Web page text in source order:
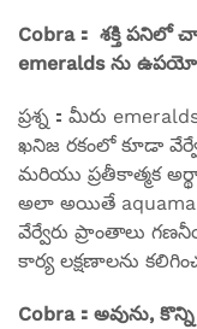
Cobra： శక్తి పనిలో
emeralds ను
ప్రశ్న：మీరు
ఖనిజ రకంలో కూడా
మరియు ప్రతీకాత్మక
అలా అయితే
వేర్వేరు ప్రాంతాలు
కార్య లక్షణాలను
Cobra：అవును,